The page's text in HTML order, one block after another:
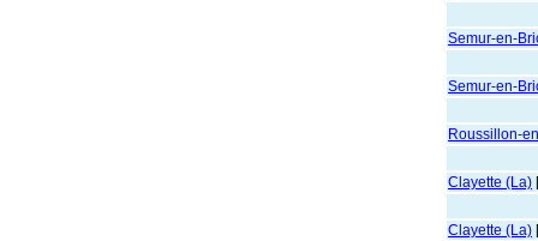
Semur-en-
Semur-en-
Roussillon-
Clayette (La)
Clayette (La)